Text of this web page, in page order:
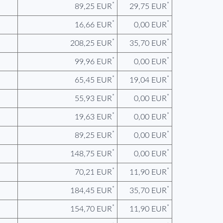
89,25 EUR* 29,75 EUR*
16,66 EUR* 0,00 EUR*
208,25 EUR* 35,70 EUR*
99,96 EUR* 0,00 EUR*
65,45 EUR* 19,04 EUR*
55,93 EUR* 0,00 EUR*
19,63 EUR* 0,00 EUR*
89,25 EUR* 0,00 EUR*
148,75 EUR* 0,00 EUR*
70,21 EUR* 11,90 EUR*
184,45 EUR* 35,70 EUR*
154,70 EUR* 11,90 EUR*